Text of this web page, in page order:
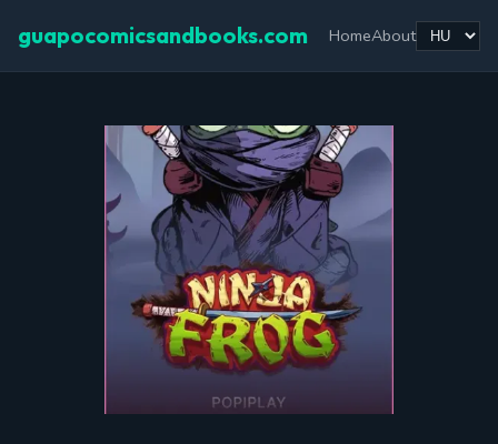
guapocomicsandbooks.com HomeAbout